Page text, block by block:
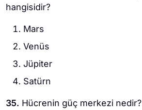
hangisidir?
Mars
Venüs
Jüpiter
Satürn
35. Hücrenin güç merkezi nedir?